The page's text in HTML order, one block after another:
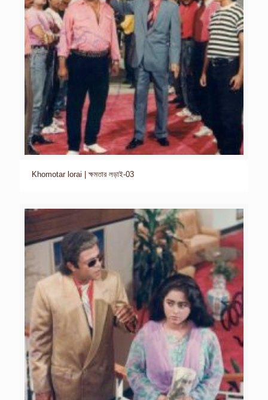
Khomotar lorai | ক্ষমতার লড়াই-03